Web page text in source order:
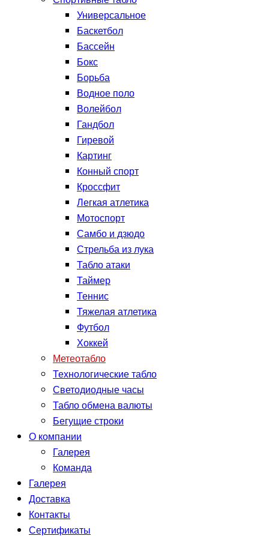
Универсальное
Баскетбол
Бассейн
Бокс
Борьба
Водное поло
Волейбол
Гандбол
Гиревой
Картинг
Конный спорт
Кроссфит
Легкая атлетика
Мотоспорт
Самбо и дзюдо
Стрельба из лука
Табло атаки
Таймер
Теннис
Тяжелая атлетика
Футбол
Хоккей
Метеотабло
Технологические табло
Светодиодные часы
Табло обмена валюты
Бегущие строки
О компании
Галерея
Команда
Галерея
Доставка
Контакты
Сертификаты